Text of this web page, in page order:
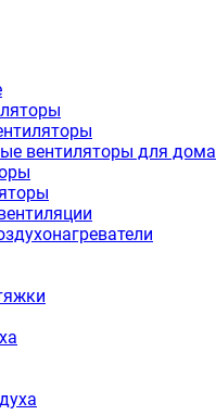
вентиляторы для дома